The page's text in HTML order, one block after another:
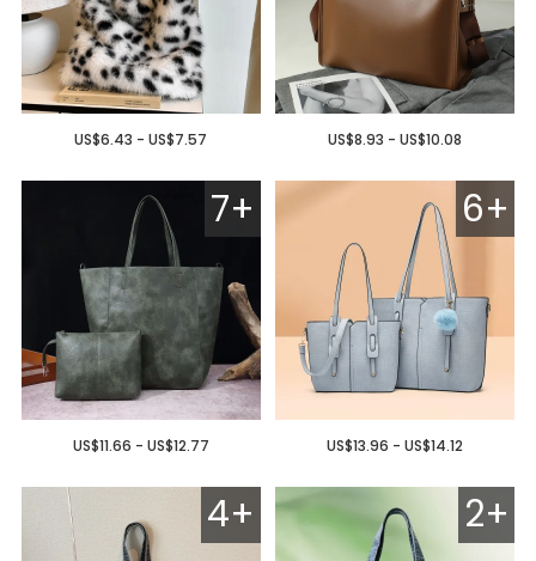
US$6.43 - US$7.57 US$8.93 - US$10.08
7+
US$11.66 - US$12.77
6+
US$13.96 - US$14.12
4+ 2+